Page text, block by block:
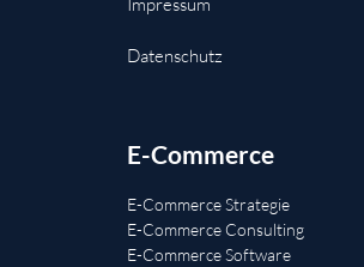
Datenschutz
E-Commerce
E-Commerce Strategie
E-Commerce Consulting
E-Commerce Software